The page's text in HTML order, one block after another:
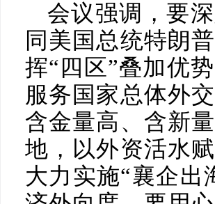
会议强调，要
同美国总统特朗
挥“四区”叠加优
服务国家总体外
含金量高、含新
地，以外资活水
大力实施“襄企出